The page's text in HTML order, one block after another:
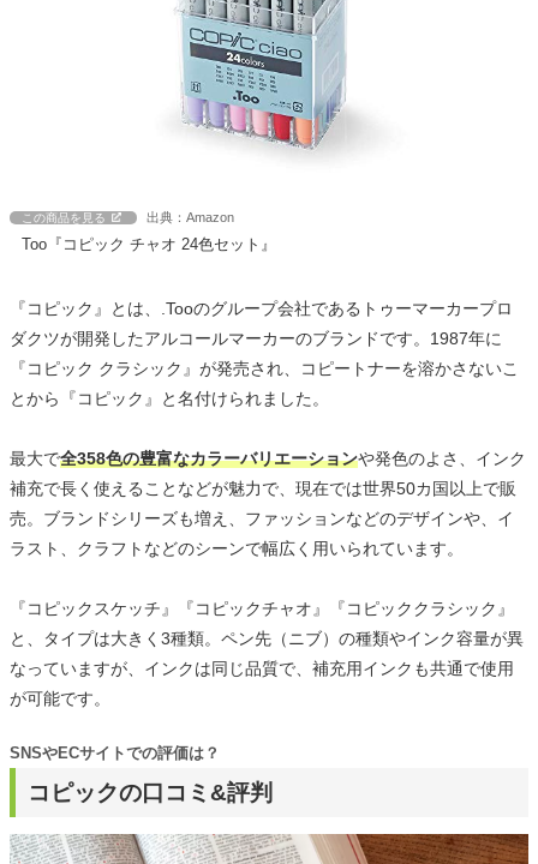
この商品を見る 出典：Amazon
Too『コピック チャオ 24色セット』
『コピック』とは、.Tooのグループ会社であるトゥーマーカープロ
ダクツが開発したアルコールマーカーのブランドです。1987年に
『コピック クラシック』が発売され、コピートナーを溶かさないこ
とから『コピック』と名付けられました。
最大で全358色の豊富なカラーバリエーションや発色のよさ、インク
補充で長く使えることなどが魅力で、現在では世界50カ国以上で販
売。ブランドシリーズも増え、ファッションなどのデザインや、イ
ラスト、クラフトなどのシーンで幅広く用いられています。
『コピックスケッチ』『コピックチャオ』『コピッククラシック』
と、タイプは大きく3種類。ペン先（ニブ）の種類やインク容量が異
なっていますが、インクは同じ品質で、補充用インクも共通で使用
が可能です。
コピックの口コミ&評判
SNSやECサイトでの評価は？